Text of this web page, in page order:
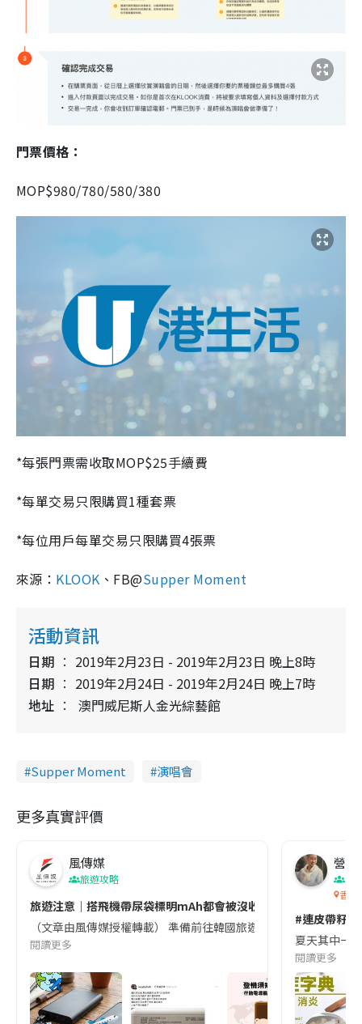
門票價格：
MOP$980/780/580/380
*每張門票需收取MOP$25手續費
*每單交易只限購買1種套票
*每位用戶每單交易只限購買4張票
來源： KLOOK 、FB@Supper Moment
活動資訊
日期
2019年2月23日 - 2019年2月23日 晚上8時
日期
2019年2月24日 - 2019年2月24日 晚上7時
地址
澳門威尼斯人金光綜藝館
Supper Moment 演唱會
更多真實評價
風傳媒
旅遊攻略
旅遊注意｜搭飛機帶尿袋標明mAh都會被沒收😱出發前切記檢查
（文章由風傳媒授權轉載） 準備前往韓國旅遊的民眾，近期要
閱讀更多
營養
香港
#連皮帶籽
夏天其中一
閱讀更多